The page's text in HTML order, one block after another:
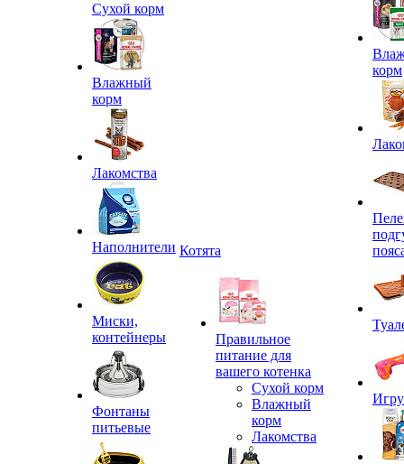
Сухой корм
Влажный
корм
Лакомства
Наполнители
Миски,
контейнеры
Фонтаны
питьевые
Котята
Правильное
питание для
вашего котенка
Сухой корм
Влажный
корм
Лакомства
корм